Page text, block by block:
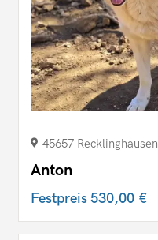
45657 Recklinghausen
Anton
Festpreis530,00 €